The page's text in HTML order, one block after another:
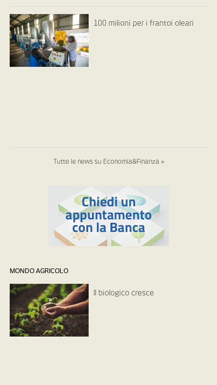
100 milioni per i frantoi oleari
Tutte le news su Economia&Finanza »
MONDO AGRICOLO
Il biologico cresce